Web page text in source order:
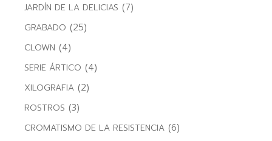
JARDÍN DE LA DELICIAS (7)
GRABADO (25)
CLOWN (4)
SERIE ÁRTICO (4)
XILOGRAFIA (2)
ROSTROS (3)
CROMATISMO DE LA RESISTENCIA (6)